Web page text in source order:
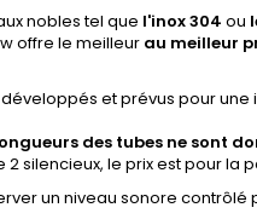
nobles tel que l'inox 304 ou
offre le meilleur au meilleur
et prévus pour une
des tubes ne sont
silencieux, le prix est pour la
un niveau sonore